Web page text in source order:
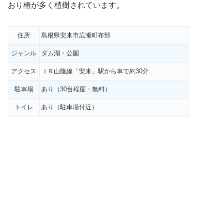
おり椿が多く植樹されています。
住所 島根県安来市広瀬町布部
ジャンル ダム湖・公園
アクセス ＪＲ山陰線「安来」駅から車で約30分
駐車場 あり（30台程度・無料）
トイレ あり（駐車場付近）